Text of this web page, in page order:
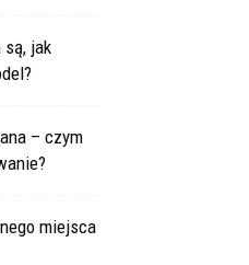
jak
– czym
miejsca